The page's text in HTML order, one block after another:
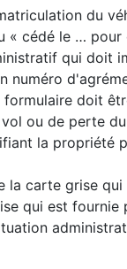
du
« cédé le …
qui doit
numéro
doit
ou de perte
la propriété
la carte grise
qui est